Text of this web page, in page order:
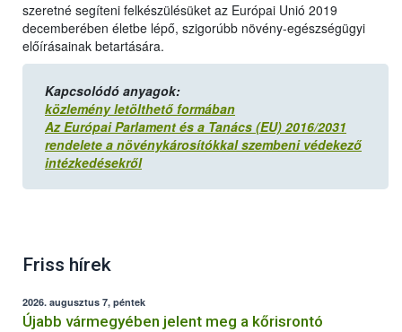
szeretné segíteni felkészülésüket az Európai Unió 2019
decemberében életbe lépő, szigorúbb növény-egészségügyi
előírásainak betartására.
Kapcsolódó anyagok:
közlemény letölthető formában
Az Európai Parlament és a Tanács (EU) 2016/2031
rendelete a növénykárosítókkal szembeni védekező
intézkedésekről
Friss hírek
2026. augusztus 7, péntek
Újabb vármegyében jelent meg a kőrisrontó